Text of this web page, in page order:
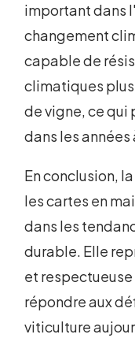
important dans
changement
capable de
climatiques
de vigne, ce qui
dans les années
En conclusion,
les cartes en
dans les
durable. Elle
et
répondre aux
viticulture